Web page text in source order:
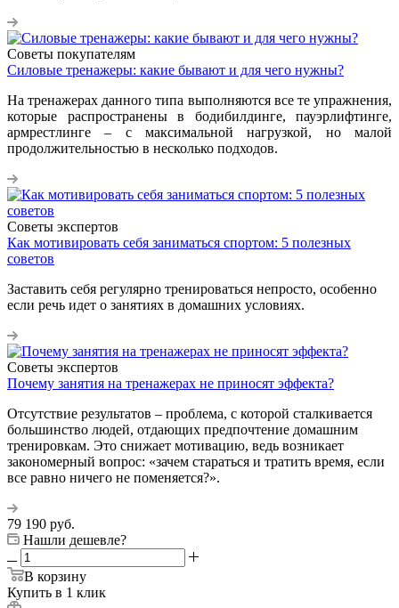
Советы покупателям
Силовые тренажеры: какие бывают и для чего нужны?
На тренажерах данного типа выполняются все те упражнения,
которые распространены в бодибилдинге, пауэрлифтинге,
армрестлинге – с максимальной нагрузкой, но малой
продолжительностью в несколько подходов.
Советы экспертов
Как мотивировать себя заниматься спортом: 5 полезных
советов
Заставить себя регулярно тренироваться непросто, особенно
если речь идет о занятиях в домашних условиях.
Советы экспертов
Почему занятия на тренажерах не приносят эффекта?
Отсутствие результатов – проблема, с которой сталкивается
большинство людей, отдающих предпочтение домашним
тренировкам. Это снижает мотивацию, ведь возникает
закономерный вопрос: «зачем стараться и тратить время, если
все равно ничего не поменяется?».
79 190 руб.
Нашли дешевле?
В корзину
Купить в 1 клик